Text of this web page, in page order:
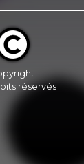
réservés